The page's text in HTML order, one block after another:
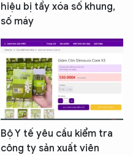
hiệu bị tẩy xóa số khung,
số máy
Bộ Y tế yêu cầu kiểm tra
công ty sản xuất viên